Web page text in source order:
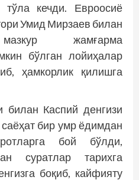
кечди. Евроосиё
Умид Мирзаев билан
жамғарма
бўлган лойиҳалар
ҳамкорлик қилишга
билан Каспий денгизи
бир умр ёдимдан
бой бўлди,
суратлар тарихга
боқиб, кайфияту